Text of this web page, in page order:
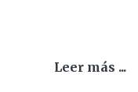
Leer más ...